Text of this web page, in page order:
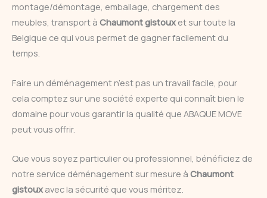
montage/démontage, emballage, chargement des
meubles, transport à Chaumont gistouxet sur toute la
Belgique ce qui vous permet de gagner facilement du
temps.
Faire un déménagement n’est pas un travail facile, pour
cela comptez sur une société experte qui connaît bien le
domaine pour vous garantir la qualité que ABAQUE MOVE
peut vous offrir.
Que vous soyez particulier ou professionnel, bénéficiez de
notre service déménagement sur mesure à Chaumont
gistoux avec la sécurité que vous méritez.